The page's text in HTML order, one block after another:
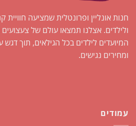
חנות אונליין ופרונטלית שמציעה חוויית
ולילדים. אצלנו תמצאו עולם של צעצועים
המיועדים לילדים בכל הגילאים, תוך דגש
ומחירים נגישים.
עמודים